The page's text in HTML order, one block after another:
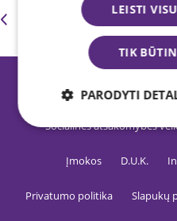
Previous 182 183
Apie mus
Socialinės atsakomybės
Įmokos D.U.K.
Privatumo politika Slapukų
LEISTI
TIK
PARODYTI
Būtinieji